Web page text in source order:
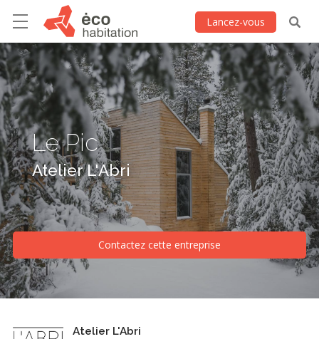
Lancez-vous
Le Pic
Atelier L'Abri
Contactez cette entreprise
Atelier L'Abri